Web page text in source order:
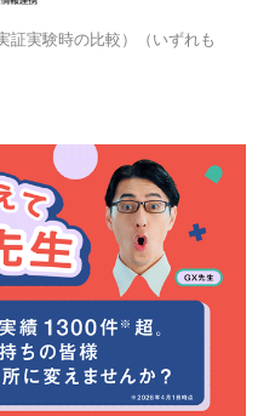
証実験時の比較）（いずれも